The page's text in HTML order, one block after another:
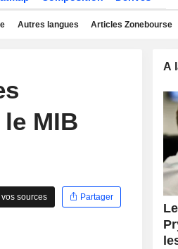
Autres langues Articles Zonebourse
MIB
sources
Partager
A